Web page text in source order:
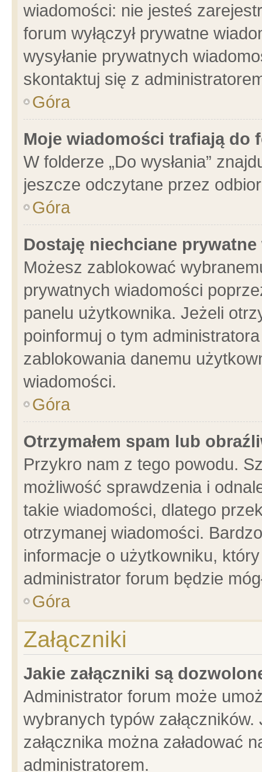
wiadomości: nie jesteś
forum wyłączył prywatne
wysyłanie prywatnych
skontaktuj się z
Góra
Moje wiadomości trafiają do
W folderze „Do wysłania”
jeszcze odczytane przez
Góra
Dostaję niechciane
Możesz zablokować
prywatnych wiadomości
panelu użytkownika. Jeżeli
poinformuj o tym
zablokowania danemu
wiadomości.
Góra
Otrzymałem spam lub
Przykro nam z tego powodu.
możliwość sprawdzenia i
takie wiadomości, dlatego
otrzymanej wiadomości.
informacje o użytkowniku,
administrator forum będzie
Góra
Załączniki
Jakie załączniki są
Administrator forum może
wybranych typów
załącznika można załadować
administratorem.